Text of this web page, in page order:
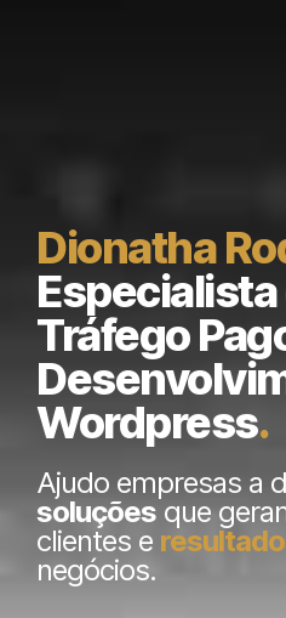
Dionatha
Especialista
Tráfego
Wordpress.
Ajudo empresas a
soluções que
clientes e
negócios.